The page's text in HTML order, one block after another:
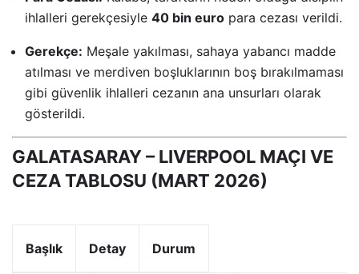
ihlalleri gerekçesiyle 40 bin euro para cezası verildi.
Gerekçe: Meşale yakılması, sahaya yabancı madde
atılması ve merdiven boşluklarının boş bırakılmaması
gibi güvenlik ihlalleri cezanın ana unsurları olarak
gösterildi.
GALATASARAY – LIVERPOOL MAÇI VE
CEZA TABLOSU (MART 2026)
Başlık Detay Durum